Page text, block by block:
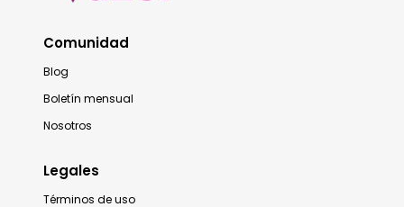
Comunidad
Blog
Boletín mensual
Nosotros
Legales
Términos de uso